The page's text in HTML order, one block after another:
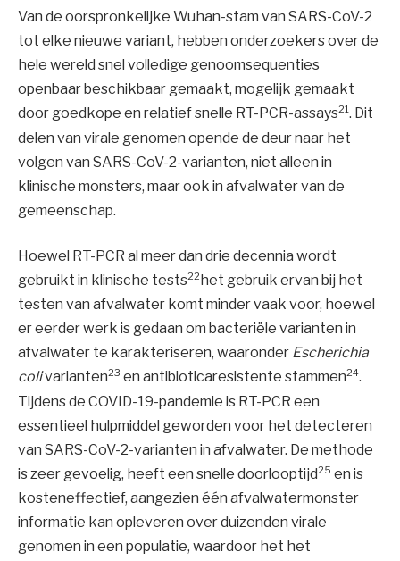
Van de oorspronkelijke Wuhan-stam van SARS-CoV-2
tot elke nieuwe variant, hebben onderzoekers over de
hele wereld snel volledige genoomsequenties
openbaar beschikbaar gemaakt, mogelijk gemaakt
door goedkope en relatief snelle RT-PCR-assays21. Dit
delen van virale genomen opende de deur naar het
volgen van SARS-CoV-2-varianten, niet alleen in
klinische monsters, maar ook in afvalwater van de
gemeenschap.
Hoewel RT-PCR al meer dan drie decennia wordt
gebruikt in klinische tests22 het gebruik ervan bij het
testen van afvalwater komt minder vaak voor, hoewel
er eerder werk is gedaan om bacteriële varianten in
afvalwater te karakteriseren, waaronder Escherichia
colivarianten23 en antibioticaresistente stammen24.
Tijdens de COVID-19-pandemie is RT-PCR een
essentieel hulpmiddel geworden voor het detecteren
van SARS-CoV-2-varianten in afvalwater. De methode
is zeer gevoelig, heeft een snelle doorlooptijd25 en is
kosteneffectief, aangezien één afvalwatermonster
informatie kan opleveren over duizenden virale
genomen in een populatie, waardoor het het